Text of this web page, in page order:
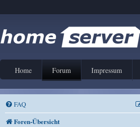
Home Forum Impressum
FAQ
Foren-Übersicht